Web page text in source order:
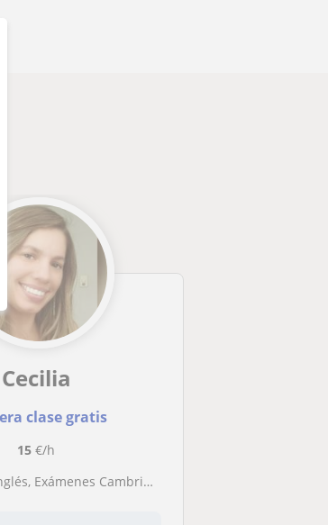
Cecilia
clase gratis
15 €/h
asignaturas de primaria.traductora e intérprete de Inglés - Español